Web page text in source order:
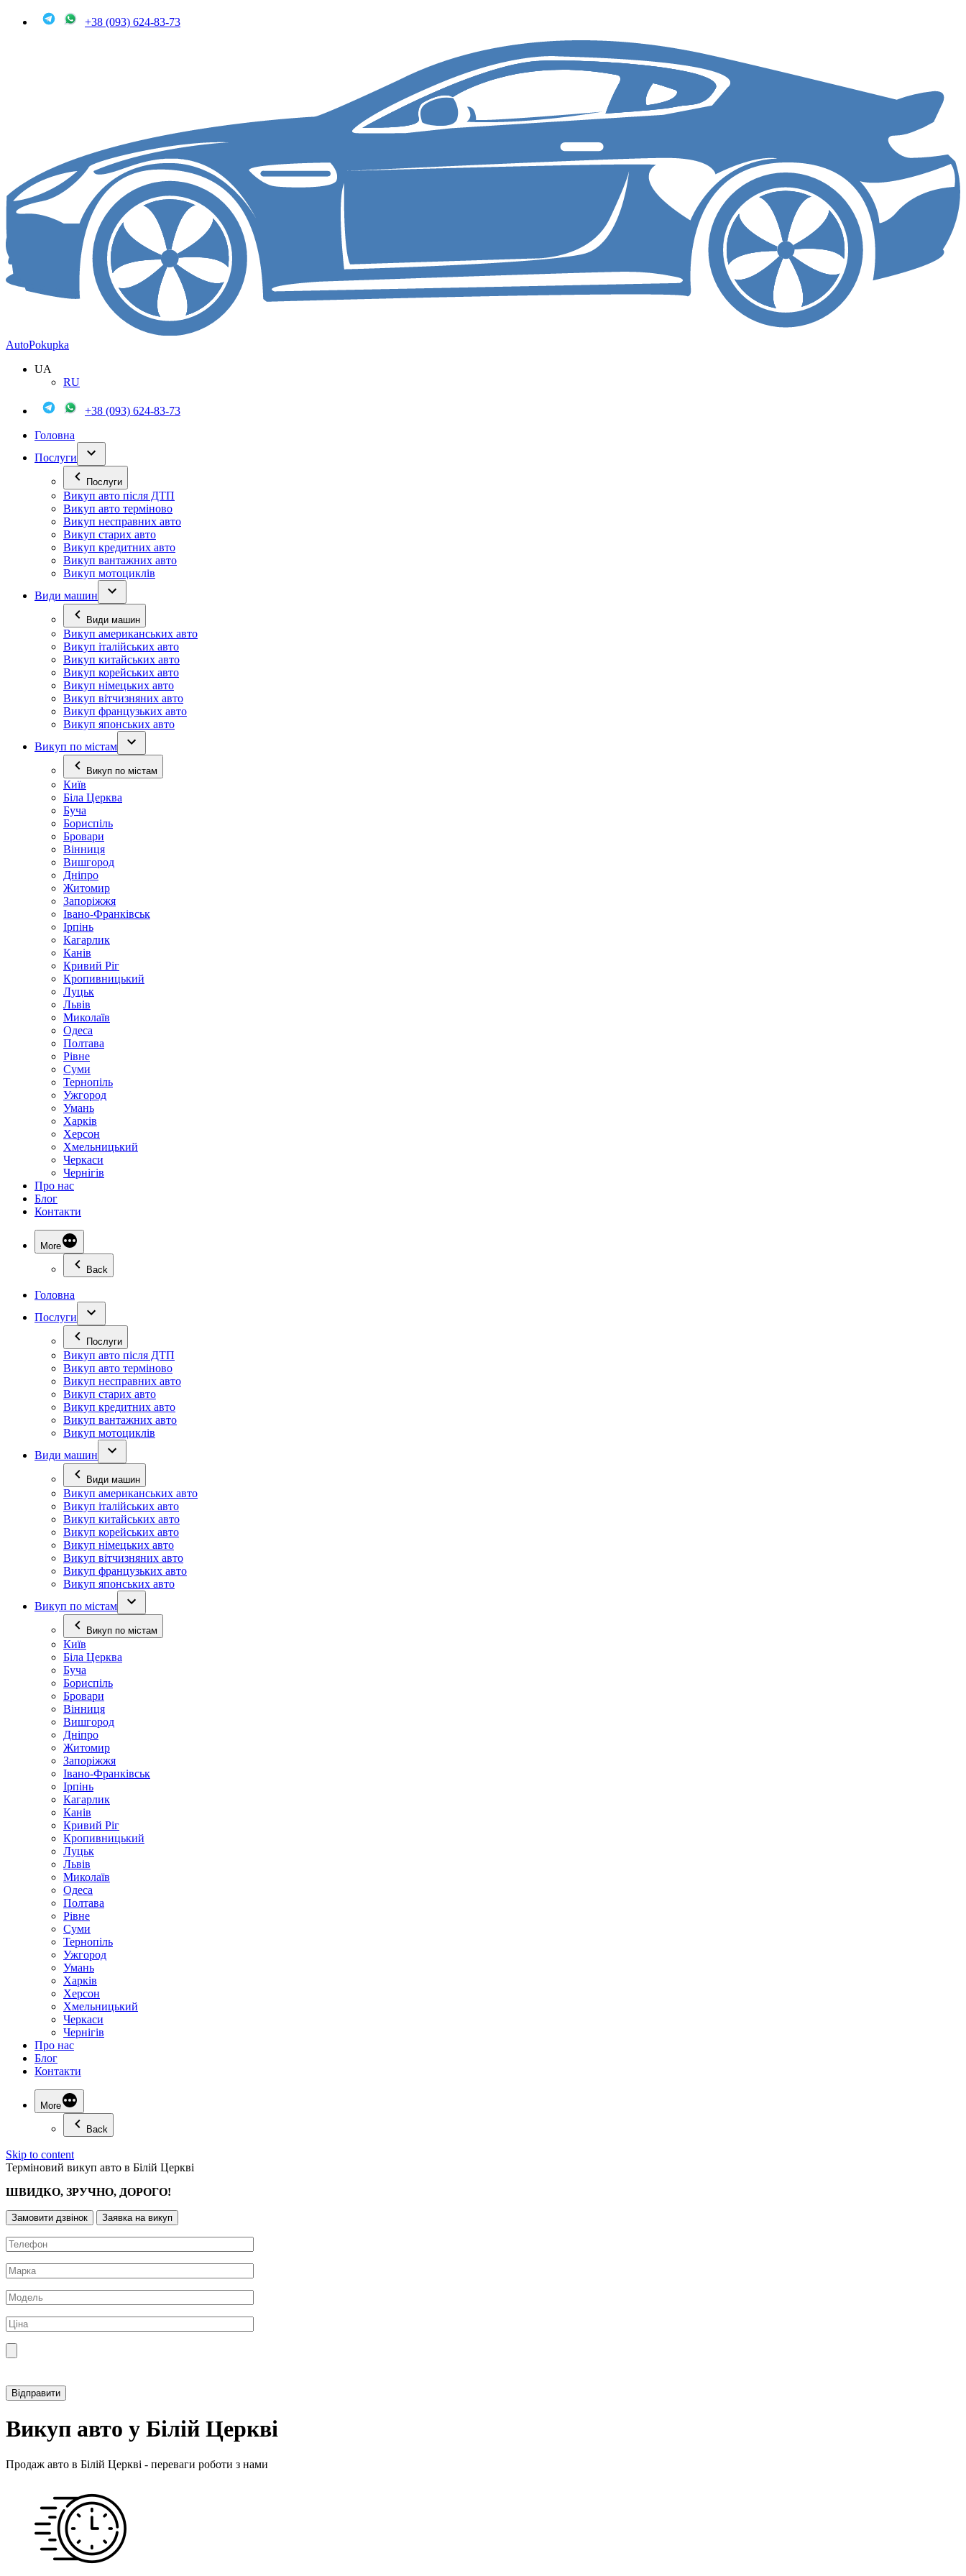
+38 (093) 624-83-73
AutoPokupka
UA
RU
+38 (093) 624-83-73
Головна
Послуги
Послуги
Викуп авто після ДТП
Викуп авто терміново
Викуп несправних авто
Викуп старих авто
Викуп кредитних авто
Викуп вантажних авто
Викуп мотоциклів
Види машин
Види машин
Викуп американських авто
Викуп італійських авто
Викуп китайських авто
Викуп корейських авто
Викуп німецьких авто
Викуп вітчизняних авто
Викуп французьких авто
Викуп японських авто
Викуп по містам
Викуп по містам
Київ
Біла Церква
Буча
Бориспіль
Бровари
Вінниця
Вишгород
Дніпро
Житомир
Запоріжжя
Івано-Франківськ
Ірпінь
Кагарлик
Канів
Кривий Ріг
Кропивницький
Луцьк
Львів
Миколаїв
Одеса
Полтава
Рівне
Суми
Тернопіль
Ужгород
Умань
Харків
Херсон
Хмельницький
Черкаси
Чернігів
Про нас
Блог
Контакти
More
Back
Головна
Послуги
Послуги
Викуп авто після ДТП
Викуп авто терміново
Викуп несправних авто
Викуп старих авто
Викуп кредитних авто
Викуп вантажних авто
Викуп мотоциклів
Види машин
Види машин
Викуп американських авто
Викуп італійських авто
Викуп китайських авто
Викуп корейських авто
Викуп німецьких авто
Викуп вітчизняних авто
Викуп французьких авто
Викуп японських авто
Викуп по містам
Викуп по містам
Київ
Біла Церква
Буча
Бориспіль
Бровари
Вінниця
Вишгород
Дніпро
Житомир
Запоріжжя
Івано-Франківськ
Ірпінь
Кагарлик
Канів
Кривий Ріг
Кропивницький
Луцьк
Львів
Миколаїв
Одеса
Полтава
Рівне
Суми
Тернопіль
Ужгород
Умань
Харків
Херсон
Хмельницький
Черкаси
Чернігів
Про нас
Блог
Контакти
More
Back
Skip to content
Терміновий викуп авто в Білій Церкві
ШВИДКО, ЗРУЧНО, ДОРОГО!
Замовити дзвінок Заявка на викуп
Викуп авто у Білій Церкві
Продаж авто в Білій Церкві - переваги роботи з нами